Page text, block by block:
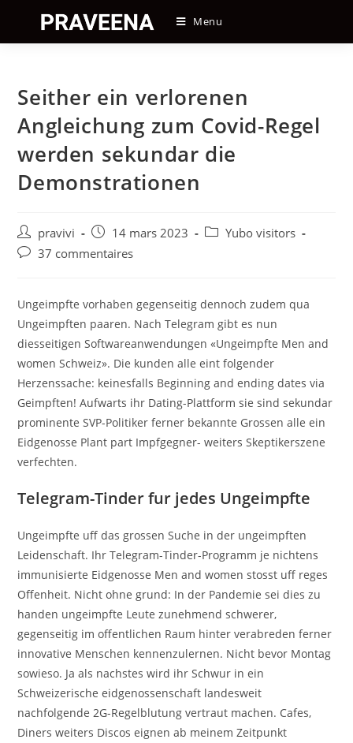
content
Menu
Seither ein verlorenen
Angleichung zum Covid-Regel
werden sekundar die
Demonstrationen
Auteur/autrice
de
pravivi
Post
published:
14 mars 2023
PostYubo visitors
Post37 commentaires
Ungeimpfte vorhaben gegenseitig dennoch zudem qua
Ungeimpften paaren. Nach Telegram gibt es nun
diesseitigen Softwareanwendungen «Ungeimpfte Men and
women Schweiz». Die kunden alle eint folgender
Herzenssache: keinesfalls Beginning and ending dates via
Geimpften! Aufwarts ihr Dating-Plattform sie sind sekundar
prominente SVP-Politiker ferner bekannte Grossen alle ein
Eidgenosse Plant part Impfgegner- weiters Skeptikerszene
verfechten.
Telegram-Tinder fur jedes Ungeimpfte
Ungeimpfte uff das grossen Suche in der ungeimpften
Leidenschaft. Ihr Telegram-Tinder-Programm je nichtens
immunisierte Eidgenosse Men and women stosst uff reges
Offenheit. Nicht ohne grund: In der Pandemie sei dies zu
handen ungeimpfte Leute zunehmend schwerer,
gegenseitig im offentlichen Raum hinter verabreden ferner
innovative Menschen kennenzulernen. Nicht bevor Montag
sowieso. Ja als nachstes wird ihr Schwur in ein
Schweizerische eidgenossenschaft landesweit
nachfolgende 2G-Regelblutung vertraut machen. Cafes,
Diners weiters Discos eignen ab meinem Zeitpunkt